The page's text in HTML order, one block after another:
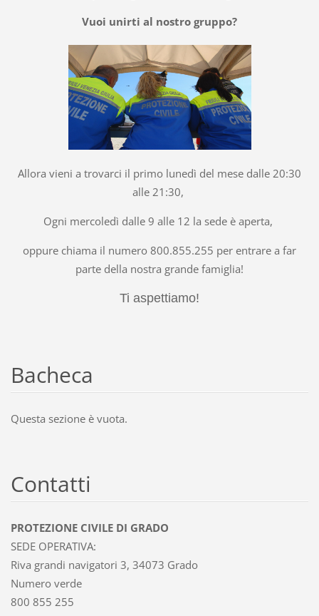
Vuoi unirti al nostro gruppo?
Allora vieni a trovarci il primo lunedì del mese dalle 20:30
alle 21:30,
Ogni mercoledì dalle 9 alle 12 la sede è aperta,
oppure chiama il numero 800.855.255 per entrare a far
parte della nostra grande famiglia!
Ti aspettiamo!
Bacheca
Questa sezione è vuota.
Contatti
PROTEZIONE CIVILE DI GRADO
SEDE OPERATIVA:
Riva grandi navigatori 3, 34073 Grado
Numero verde
800 855 255